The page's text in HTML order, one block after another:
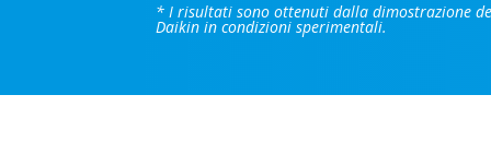
* I risultati sono ottenuti dalla dimostrazione
Daikin in condizioni sperimentali.